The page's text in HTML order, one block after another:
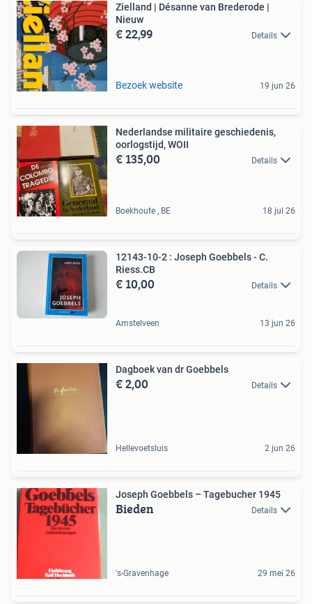
Zielland | Désanne van Brederode |
Nieuw
€ 22,99 Details
Bezoek website 19 jun 26
Nederlandse militaire geschiedenis,
oorlogstijd, WOII
€ 135,00 Details
Boekhoute , BE 18 jul 26
12143-10-2 : Joseph Goebbels - C.
Riess.CB
€ 10,00 Details
Amstelveen 13 jun 26
Dagboek van dr Goebbels
€ 2,00 Details
Hellevoetsluis 2 jun 26
Joseph Goebbels – Tagebucher 1945
Bieden Details
's-Gravenhage 29 mei 26